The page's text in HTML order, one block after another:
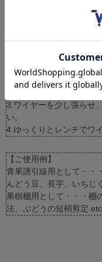
4.通したワイヤーに重な
5.ワイヤーが張るまでレ
●ワイヤーを緩める
1.張線したワイヤーを緩
します。
2.バネをストッパーから
3.ワイヤーを少し張らせ
い。
4.ゆっくりとレンチでワ
【ご使用例】
青果誘引線用として・・
んどう豆、長芋、いちじ
果樹棚用として・・・棚
法、ぶどうの短梢剪定